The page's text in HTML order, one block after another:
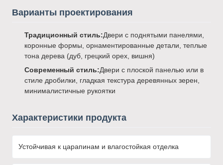
Варианты проектирования
Традиционный стиль:Двери с поднятыми панелями,
коронные формы, орнаментированные детали, теплые
тона дерева (дуб, грецкий орех, вишня)
Современный стиль:Двери с плоской панелью или в
стиле дробилки, гладкая текстура деревянных зерен,
минималистичные рукоятки
Характеристики продукта
Устойчивая к царапинам и влагостойкая отделка